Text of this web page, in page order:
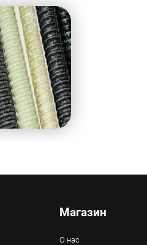
Магазин
О нас